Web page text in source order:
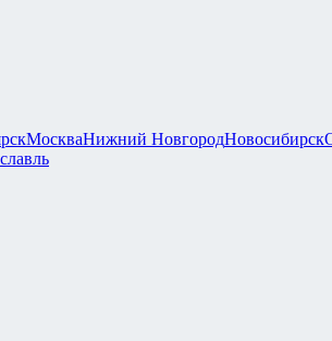
МоскваНижний НовгородНовосибирск